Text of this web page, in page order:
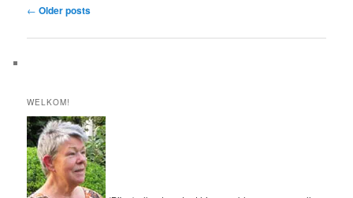
Post
← Older posts
WELKOM!